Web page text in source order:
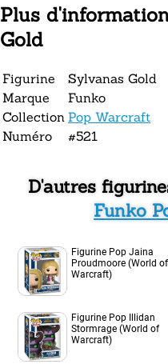
Plus
Gold
Figurine
Sylvanas Gold
Marque
Funko
Collection Pop Warcraft
Numéro
#521
D'autres
Funko
Figurine Pop Jaina
Proudmoore (World of
Warcraft)
Figurine Pop Illidan
Stormrage (World of
Warcraft)